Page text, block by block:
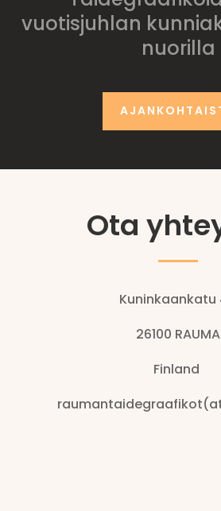
vuotisjuhlan
nuorilla
Ota
Kuninkaankatu
26100 RAUMA
Finland